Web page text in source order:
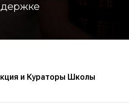
и Кураторы Школы